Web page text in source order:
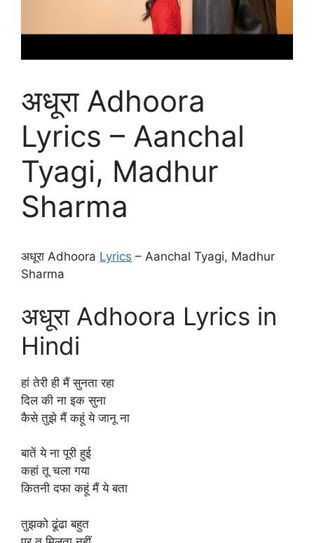
अधूरा Adhoora
Lyrics – Aanchal
Tyagi, Madhur
Sharma
अधूरा Adhoora Lyrics – Aanchal Tyagi, Madhur
Sharma
अधूरा Adhoora Lyrics in
Hindi
हां तेरी ही मैं सुनता रहा
दिल की ना इक सुना
कैसे तुझे मैं कहूं ये जानू ना
बातें ये ना पूरी हुई
कहां तू चला गया
कितनी दफा कहूं मैं ये बता
तुझको ढूंढा बहुत